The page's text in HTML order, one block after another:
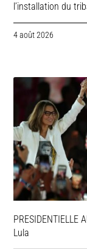
l’installation du
4 août 2026
PRESIDENTIELLE
Lula